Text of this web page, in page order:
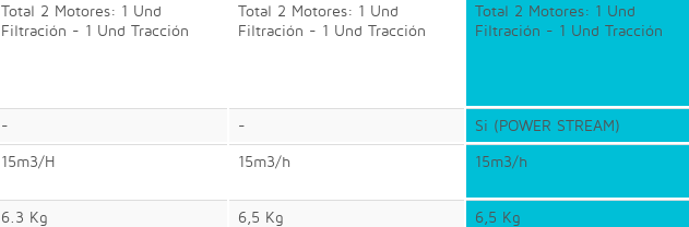
Total 2 Motores: 1 Und
Filtración - 1 Und Tracción
Total 2 Motores: 1 Und
Filtración - 1 Und Tracción
Total 2 Motores: 1 Und
Filtración - 1 Und Tracción
- - Si (POWER STREAM)
15m3/H 15m3/h 15m3/h
6.3 Kg 6,5 Kg 6,5 Kg